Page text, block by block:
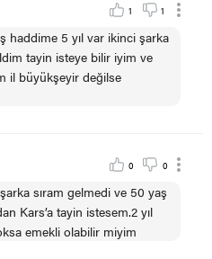
1 1
haddime 5 yıl var ikinci şarka
tayin isteye bilir iyim ve
il büyükşeyir değilse
0 0
şarka sıram gelmedi ve 50 yaş
Kars’a tayin istesem.2 yıl
emekli olabilir miyim